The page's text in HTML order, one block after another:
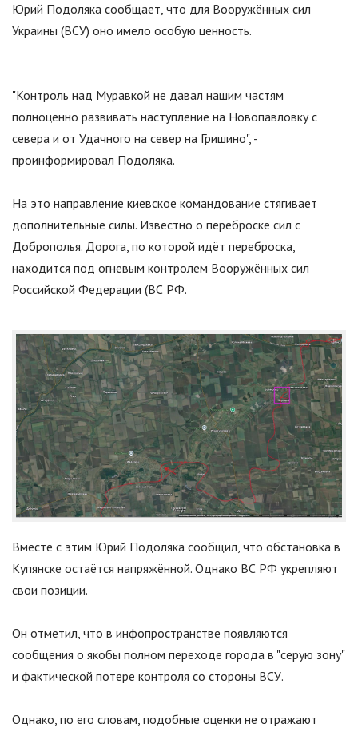
Юрий Подоляка сообщает, что для Вооружённых сил
Украины (ВСУ) оно имело особую ценность.
"Контроль над Муравкой не давал нашим частям
полноценно развивать наступление на Новопавловку с
севера и от Удачного на север на Гришино", -
проинформировал Подоляка.
На это направление киевское командование стягивает
дополнительные силы. Известно о переброске сил с
Доброполья. Дорога, по которой идёт переброска,
находится под огневым контролем Вооружённых сил
Российской Федерации (ВС РФ.
Вместе с этим Юрий Подоляка сообщил, что обстановка в
Купянске остаётся напряжённой. Однако ВС РФ укрепляют
свои позиции.
Он отметил, что в инфопространстве появляются
сообщения о якобы полном переходе города в "серую зону"
и фактической потере контроля со стороны ВСУ.
Однако, по его словам, подобные оценки не отражают